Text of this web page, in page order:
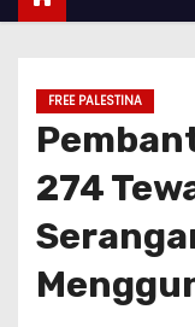
FREE PALESTINA
274